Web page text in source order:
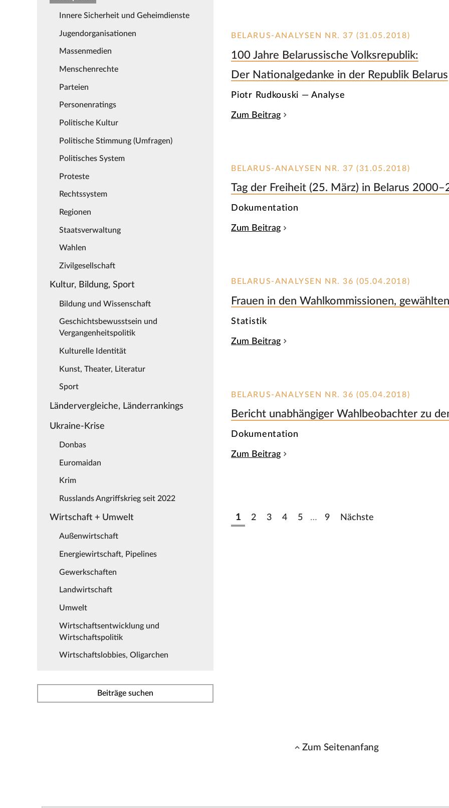
Innere Sicherheit und Geheimdienste
Jugendorganisationen
Massenmedien
Menschenrechte
Parteien
Personenratings
Politische Kultur
Politische Stimmung (Umfragen)
Politisches System
Proteste
Rechtssystem
Regionen
Staatsverwaltung
Wahlen
Zivilgesellschaft
Kultur, Bildung, Sport
Bildung und Wissenschaft
Geschichtsbewusstsein und
Vergangenheitspolitik
Kulturelle Identität
Kunst, Theater, Literatur
Sport
Ländervergleiche, Länderrankings
Ukraine-Krise
Donbas
Euromaidan
Krim
Russlands Angriffskrieg seit 2022
Wirtschaft + Umwelt
Außenwirtschaft
Energiewirtschaft, Pipelines
Gewerkschaften
Landwirtschaft
Umwelt
Wirtschaftsentwicklung und
Wirtschaftspolitik
Wirtschaftslobbies, Oligarchen
Beiträge suchen
BELARUS-ANALYSEN NR. 37 (31.05.2018)
100 Jahre Belarussische Volksrepublik:
Der Nationalgedanke in der Republik Belarus
Piotr Rudkouski — Analyse
Zum Beitrag
BELARUS-ANALYSEN NR. 37 (31.05.2018)
Tag der Freiheit (25. März) in Belarus
Dokumentation
Zum Beitrag
BELARUS-ANALYSEN NR. 36 (05.04.2018)
Frauen in den Wahlkommissionen,
Statistik
Zum Beitrag
BELARUS-ANALYSEN NR. 36 (05.04.2018)
Bericht unabhängiger Wahlbeobachter zu
Dokumentation
Zum Beitrag
1 2 3 4 5 … 9 Nächste
Zum Seitenanfang